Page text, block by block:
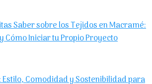
Saber sobre los Tejidos en Macramé:
Cómo Iniciar tu Propio Proyecto
Estilo, Comodidad y Sostenibilidad para